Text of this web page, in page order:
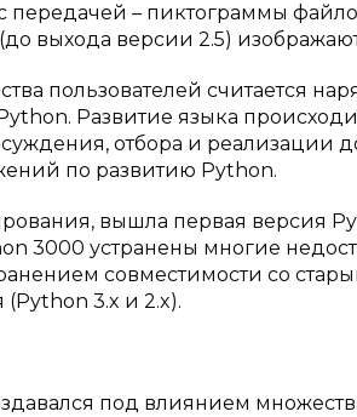
– пиктограммы
выхода версии 2.5)
пользователей считается
Развитие языка
отбора и реализации
по развитию Python.
вышла первая версия
3000 устранены многие
совместимости со
3.x и 2.x).
под влиянием